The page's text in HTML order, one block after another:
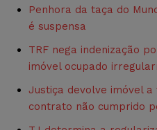
Penhora da taça do
é suspensa
TRF nega indenização
imóvel ocupado
Justiça devolve imóvel a
contrato não cumprido